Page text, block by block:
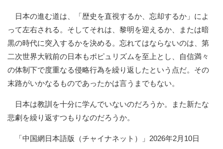
日本の進む道は、「歴史を直視するか、忘却するか」によ
って左右される。そしてそれは、黎明を迎えるか、または暗
黒の時代に突入するかを決める。忘れてはならないのは、第
二次世界大戦前の日本もポピュリズムを至上とし、自信満々
の体制下で度重なる侵略行為を繰り返したという点だ。その
末路がいかなるものであったかは言うまでもない。
日本は教訓を十分に学んでいないのだろうか。また新たな
悲劇を繰り返すつもりなのだろうか。
「中国網日本語版（チャイナネット）」2026年2月10日